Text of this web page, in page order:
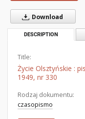
Download
DESCRIPTION
Title:
Życie Olsztyńskie :
1949, nr 330
Rodzaj dokumentu:
czasopismo